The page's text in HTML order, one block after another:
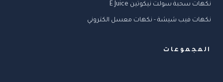
نكهات سحبة سولت نيكوتين E Juice
نكهات فيب شيشة - نكهات معسل الكتروني
المجموعات